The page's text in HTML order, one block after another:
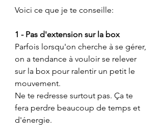
Voici ce que je te conseille:
1 - Pas d'extension sur la box
Parfois lorsqu'on cherche à se gérer,
on a tendance à vouloir se relever
sur la box pour ralentir un petit le
mouvement.
Ne te redresse surtout pas. Ça te
fera perdre beaucoup de temps et
d'énergie.